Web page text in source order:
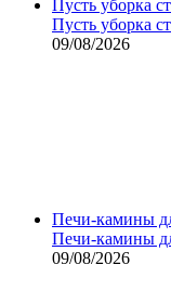
Пусть уборка
Пусть уборка
09/08/2026
Печи-камины
Печи-камины
09/08/2026